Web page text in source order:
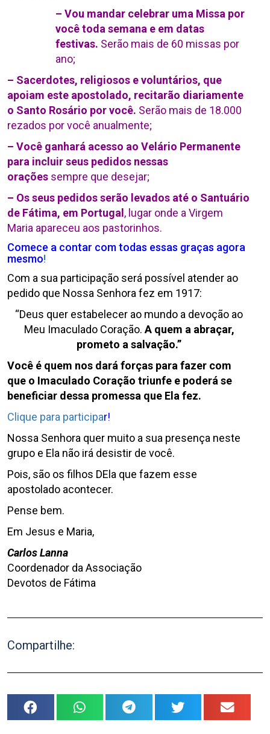
– Vou mandar celebrar uma Missa por
você toda semana e em datas
festivas. Serão mais de 60 missas por
ano;
– Sacerdotes, religiosos e voluntários, que
apoiam este apostolado, recitarão diariamente
o Santo Rosário por você. Serão mais de 18.000
rezados por você anualmente;
– Você ganhará acesso ao Velário Permanente
para incluir seus pedidos nessas
orações sempre que desejar;
– Os seus pedidos serão levados até o Santuário
de Fátima, em Portugal , lugar onde a Virgem
Maria apareceu aos pastorinhos.
Comece a contar com todas essas graças agora
mesmo!
Com a sua participação será possível atender ao
pedido que Nossa Senhora fez em 1917:
“Deus quer estabelecer ao mundo a devoção ao
Meu Imaculado Coração. A quem a abraçar,
prometo a salvação.”
Você é quem nos dará forças para fazer com
que o Imaculado Coração triunfe e poderá se
beneficiar dessa promessa que Ela fez.
Clique para participar!
Nossa Senhora quer muito a sua presença neste
grupo e Ela não irá desistir de você.
Pois, são os filhos DEla que fazem esse
apostolado acontecer.
Pense bem.
Em Jesus e Maria,
Carlos Lanna
Coordenador da Associação
Devotos de Fátima
Compartilhe: